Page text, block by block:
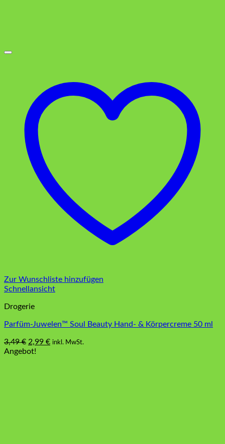
Zur Wunschliste hinzufügen
Schnellansicht
Drogerie
Parfüm-Juwelen™ Soul Beauty Hand- & Körpercreme 50 ml
3,49€ Ursprünglicher
Preis
2,99 €Aktueller
inkl. MwSt.
Angebot!